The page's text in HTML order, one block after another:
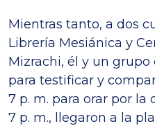
Mientras tanto, a dos
Librería Mesiánica y
Mizrachi, él y un
para testificar y
7 p. m. para orar por la
7 p. m., llegaron a la